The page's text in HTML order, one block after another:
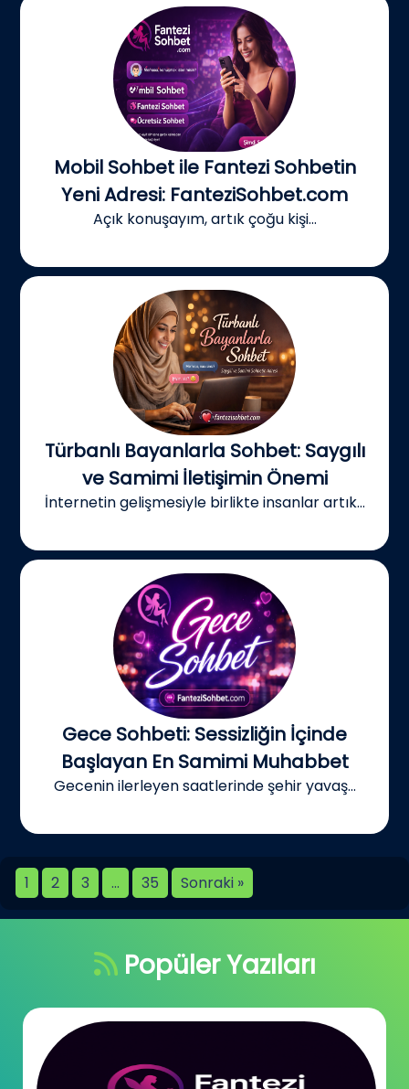
Mobil Sohbet ile Fantezi Sohbetin
Yeni Adresi: FanteziSohbet.com
Açık konuşayım, artık çoğu kişi...
Türbanlı Bayanlarla Sohbet: Saygılı
ve Samimi İletişimin Önemi
İnternetin gelişmesiyle birlikte insanlar artık...
Gece Sohbeti: Sessizliğin İçinde
Başlayan En Samimi Muhabbet
Gecenin ilerleyen saatlerinde şehir yavaş...
1 2 3 … 35 Sonraki »
Popüler Yazıları